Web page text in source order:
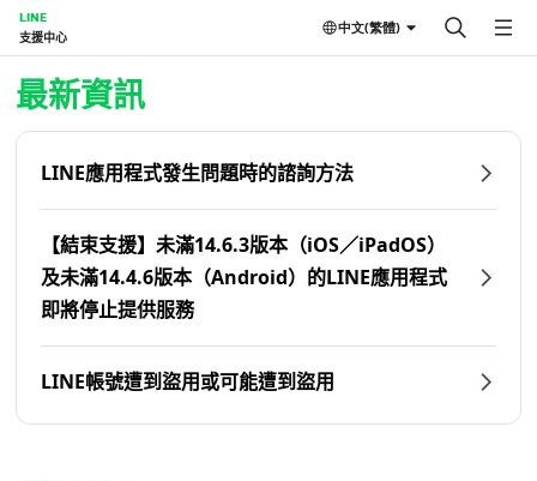
LINE
支援中心
中文(繁體)
首頁 | LINE支援中心
最新資訊
LINE應用程式發生問題時的諮詢方法
【結束支援】未滿14.6.3版本（iOS／iPadOS）
及未滿14.4.6版本（Android）的LINE應用程式
即將停止提供服務
LINE帳號遭到盜用或可能遭到盜用